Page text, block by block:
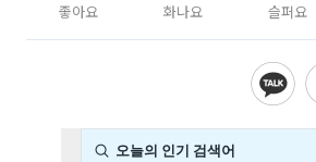
좋아요 화나요 슬퍼요